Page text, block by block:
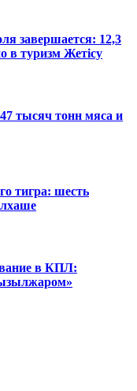
завершается: 12,3
в туризм Жетісу
тысяч тонн мяса и
тигра: шесть
в КПЛ: